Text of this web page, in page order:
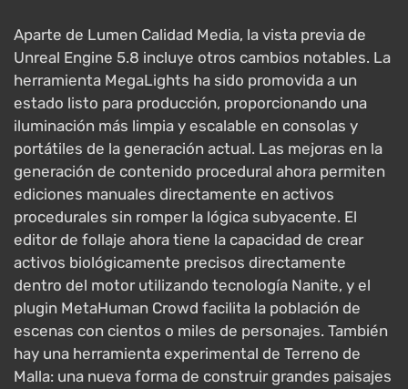
Aparte de Lumen Calidad Media, la vista previa de
Unreal Engine 5.8 incluye otros cambios notables. La
herramienta MegaLights ha sido promovida a un
estado listo para producción, proporcionando una
iluminación más limpia y escalable en consolas y
portátiles de la generación actual. Las mejoras en la
generación de contenido procedural ahora permiten
ediciones manuales directamente en activos
procedurales sin romper la lógica subyacente. El
editor de follaje ahora tiene la capacidad de crear
activos biológicamente precisos directamente
dentro del motor utilizando tecnología Nanite, y el
plugin MetaHuman Crowd facilita la población de
escenas con cientos o miles de personajes. También
hay una herramienta experimental de Terreno de
Malla: una nueva forma de construir grandes paisajes